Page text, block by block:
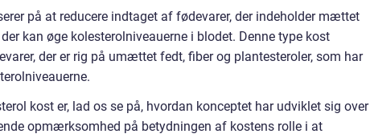
på at reducere indtaget af fødevarer, der indeholder mættet
kan øge kolesterolniveauerne i blodet. Denne type kost
der er rig på umættet fedt, fiber og plantesteroler, som har
kost er, lad os se på, hvordan konceptet har udviklet sig over
opmærksomhed på betydningen af kostens rolle i at